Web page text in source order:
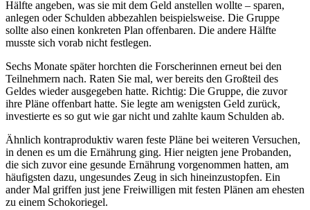
Hälfte angeben, was sie mit dem Geld anstellen wollte – sparen,
anlegen oder Schulden abbezahlen beispielsweise. Die Gruppe
sollte also einen konkreten Plan offenbaren. Die andere Hälfte
musste sich vorab nicht festlegen.
Sechs Monate später horchten die Forscherinnen erneut bei den
Teilnehmern nach. Raten Sie mal, wer bereits den Großteil des
Geldes wieder ausgegeben hatte. Richtig: Die Gruppe, die zuvor
ihre Pläne offenbart hatte. Sie legte am wenigsten Geld zurück,
investierte es so gut wie gar nicht und zahlte kaum Schulden ab.
Ähnlich kontraproduktiv waren feste Pläne bei weiteren Versuchen,
in denen es um die Ernährung ging. Hier neigten jene Probanden,
die sich zuvor eine gesunde Ernährung vorgenommen hatten, am
häufigsten dazu, ungesundes Zeug in sich hineinzustopfen. Ein
ander Mal griffen just jene Freiwilligen mit festen Plänen am ehesten
zu einem Schokoriegel.